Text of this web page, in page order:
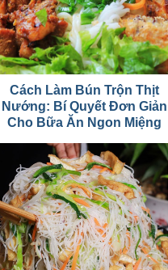
Cách Làm Bún Trộn Thịt
Nướng: Bí Quyết Đơn Giản
Cho Bữa Ăn Ngon Miệng